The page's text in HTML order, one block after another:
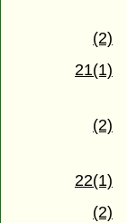
(2)
21(1)
(2)
22(1)
(2)